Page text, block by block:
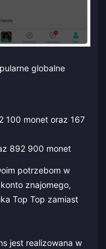
globalne
monet oraz 167
892 900 monet
potrzebom w
znajomego,
Top Top zamiast
jest realizowana w